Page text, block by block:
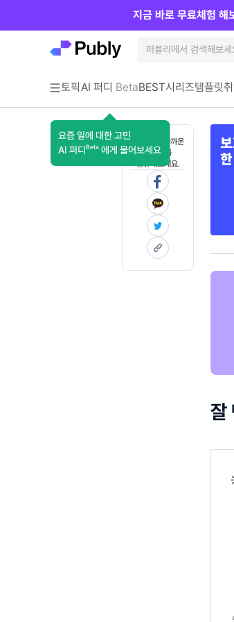
토픽AI 퍼디 Beta
요즘 일에 대한 고민
AI 퍼디 Beta 에게 물어보세요
BEST시리즈템플릿
지금 바로 무료체험 해
혼자 보기 아까운
콘텐츠를
공유해보세요.
잘